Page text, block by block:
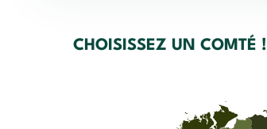
CHOISISSEZ UN COMTÉ !